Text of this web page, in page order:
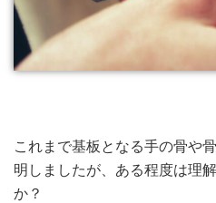
これまで基板となる手の骨や
明しましたが、ある程度は理
か？